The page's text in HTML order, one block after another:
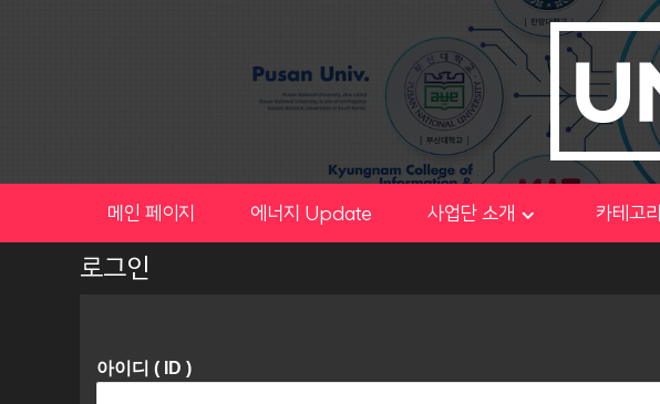
메인 페이지 에너지 Update 사업단 소개 카테고리
로그인
아이디 ( ID )